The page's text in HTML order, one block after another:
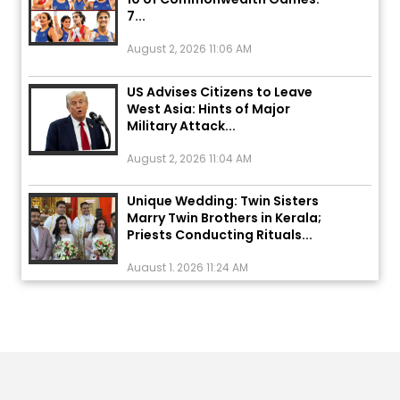
US Advises Citizens to Leave
West Asia: Hints of Major
Military Attack...
Unique Wedding: Twin Sisters
Marry Twin Brothers in Kerala;
Priests Conducting Rituals...